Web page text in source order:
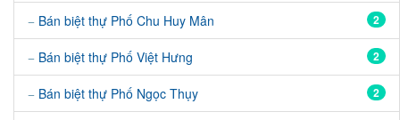
2
Bán biệt thự Phố Chu Huy Mân
2
Bán biệt thự Phố Việt Hưng
2
Bán biệt thự Phố Ngọc Thụy